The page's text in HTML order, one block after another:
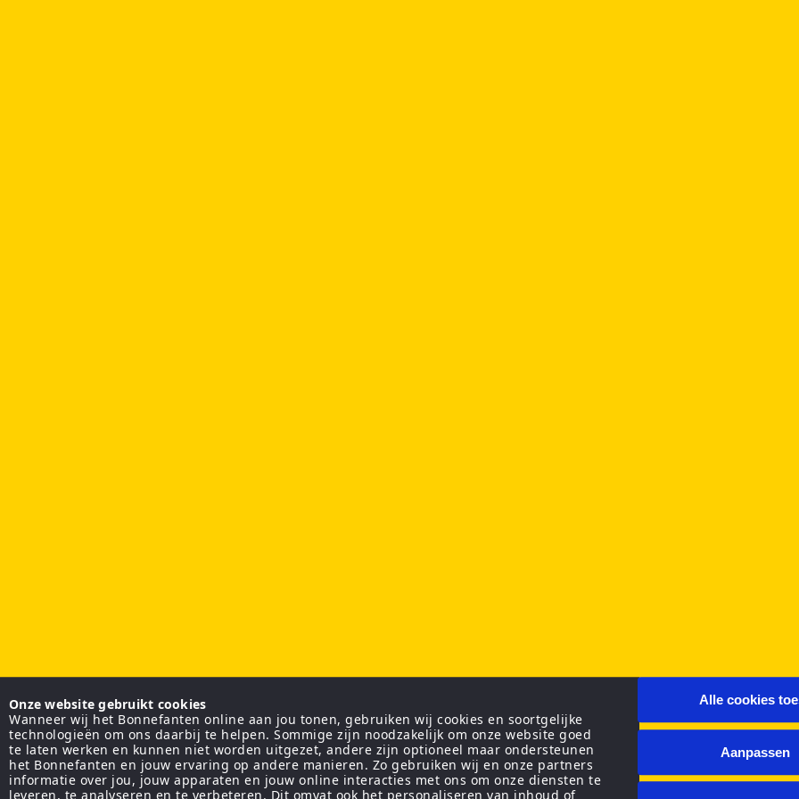
Onze website gebruikt cookies
Wanneer wij het Bonnefanten online aan jou tonen, gebruiken wij cookies en soortgelijke
technologieën om ons daarbij te helpen. Sommige zijn noodzakelijk om onze website goed
te laten werken en kunnen niet worden uitgezet, andere zijn optioneel maar ondersteunen
het Bonnefanten en jouw ervaring op andere manieren. Zo gebruiken wij en onze partners
informatie over jou, jouw apparaten en jouw online interacties met ons om onze diensten te
leveren, te analyseren en te verbeteren. Dit omvat ook het personaliseren van inhoud of
Alle cookies
Aanpassen